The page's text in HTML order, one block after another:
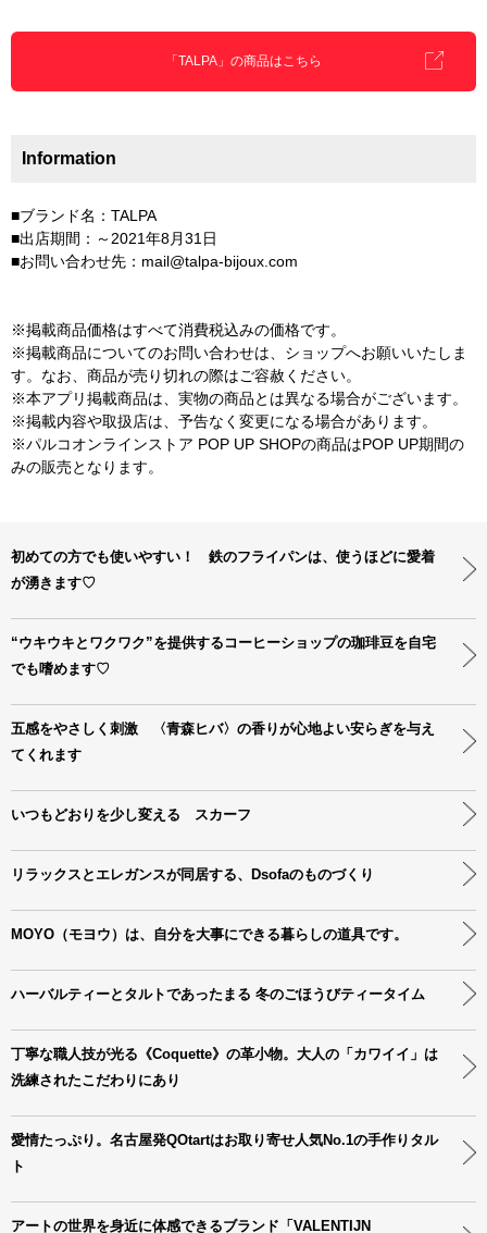
「TALPA」の商品はこちら
Information
■ブランド名：TALPA
■出店期間：～2021年8月31日
■お問い合わせ先：mail@talpa-bijoux.com
※掲載商品価格はすべて消費税込みの価格です。
※掲載商品についてのお問い合わせは、ショップへお願いいたしま
す。なお、商品が売り切れの際はご容赦ください。
※本アプリ掲載商品は、実物の商品とは異なる場合がございます。
※掲載内容や取扱店は、予告なく変更になる場合があります。
※パルコオンラインストア POP UP SHOPの商品はPOP UP期間の
みの販売となります。
初めての方でも使いやすい！ 鉄のフライパンは、使うほどに愛着
が湧きます♡
“ウキウキとワクワク”を提供するコーヒーショップの珈琲豆を自宅
でも嗜めます♡
五感をやさしく刺激 〈青森ヒバ〉の香りが心地よい安らぎを与え
てくれます
いつもどおりを少し変える スカーフ
リラックスとエレガンスが同居する、Dsofaのものづくり
MOYO（モヨウ）は、自分を大事にできる暮らしの道具です。
ハーバルティーとタルトであったまる 冬のごほうびティータイム
丁寧な職人技が光る《Coquette》の革小物。大人の「カワイイ」は
洗練されたこだわりにあり
愛情たっぷり。名古屋発QOtartはお取り寄せ人気No.1の手作りタル
ト
アートの世界を身近に体感できるブランド「VALENTIJN